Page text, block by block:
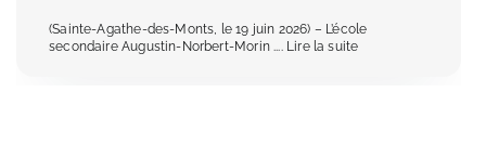
(Sainte-Agathe-des-Monts, le 19 juin 2026) – L’école
secondaire Augustin-Norbert-Morin.... Lire la suite